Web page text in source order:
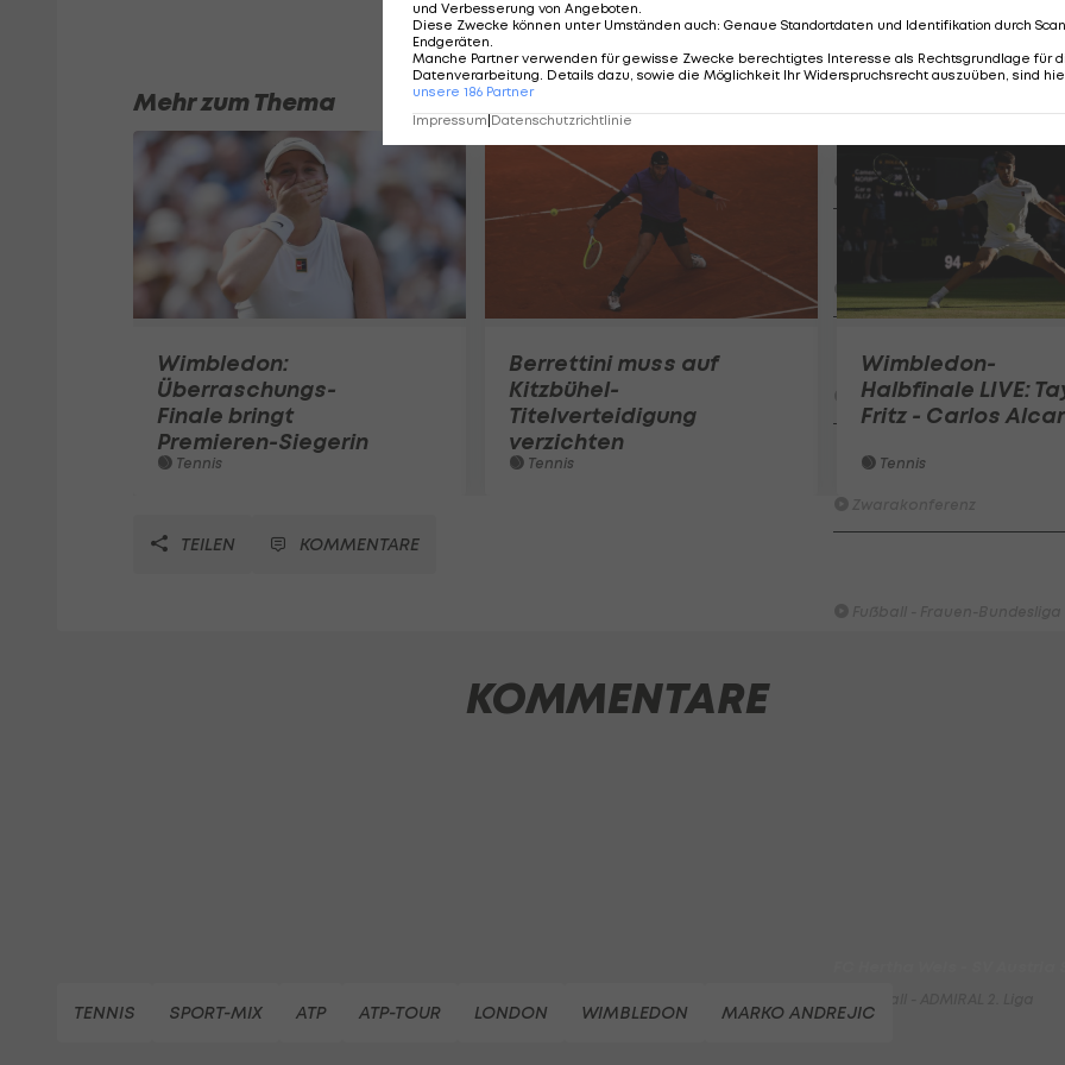
Der legendäre
Zwarakonferenz
Knett
Stammtisch
I schau a #LigaZWA - Die
I schau a LigaZWA
Titelfavorit?
Ansakonferenz
Wacker furios: Was ist in
möglich? I #Zwarakonferenz
Mehr zum Thema
Wimbledon:
Überraschungs-
Finale bringt
Premieren-Siegerin
Tennis
Berrettini muss auf
Kitzbühel-
Titelverteidigung
verzichten
Tennis
Wimbledon-
Halbfinale LIVE:
Fritz - Carlos
Tennis
TEILEN KOMMENTARE
KOMMENTARE
TENNIS SPORT-MIX ATP ATP-TOUR LONDON WIMBLEDON MARKO ANDREJIC
und Verbesserung von Angeboten
Diese Zwecke können unter Umständen auch: Genaue Standortdaten und Identifikation durch
Endgeräten
Manche Partner verwenden für gewisse Zwecke berechtigtes Interesse als Rechtsgrundlage für
Datenverarbeitung. Details dazu, sowie die Möglichkeit Ihr Widerspruchsrecht auszuüben, sind
unsere 186 Partner
Impressum|Datenschutzrichtlinie